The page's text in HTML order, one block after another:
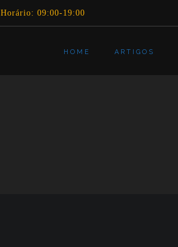
Horário: 09:00-19:00
HOME ARTIGOS